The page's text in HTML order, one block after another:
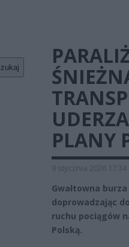
PLANY
9 stycznia 2026 17:34
Gwałtowna
doprowadzając
ruchu pociągów
Polską.